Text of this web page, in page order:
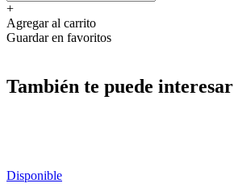
+
Agregar al carrito
Guardar en favoritos
También te puede interesar
Disponible